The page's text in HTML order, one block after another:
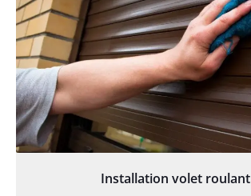
Installation volet roulant